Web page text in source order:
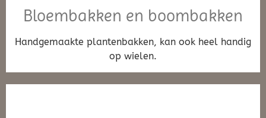
Bloembakken en boombakken
Handgemaakte plantenbakken, kan ook heel handig
op wielen.